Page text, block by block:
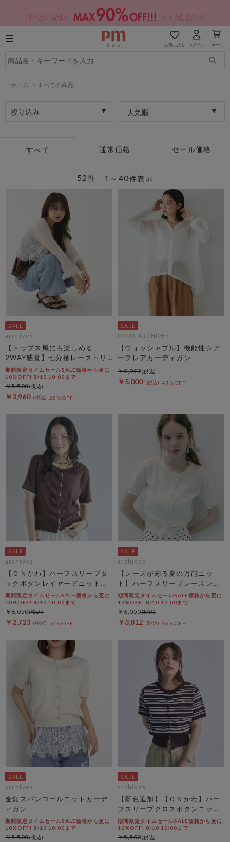
お気に入り ログイン カート
ホーム > すべての商品
絞り込み 人気順
すべて 通常価格 セール価格
1～40件表示
52件
archives
【トップス風にも楽しめる
2WAY感覚】七分袖レーストリ
ム透かしニットカーディガン
期間限定タイムセールSALE価格から更に
10%OFF! 8/10 10:00まで
￥3,960 28％OFF
￥5,500
DOUX ARCHIVES
【ウォッシャブル】機能性シア
ーフレアカーディガン
￥5,000 49％OFF
￥9,999
archives
【ＯＮかわ】ハーフスリープタ
ックボタンレイヤードニットカ
ーディガン
期間限定タイムセールSALE価格から更に
10%OFF! 8/10 10:00まで
￥2,723 54％OFF
￥6,050
archives
【レースが彩る夏の万能ニッ
ト】ハーフスリーブレースレイ
ヤードニットカーディガン
期間限定タイムセールSALE価格から更に
10%OFF! 8/10 10:00まで
￥3,812 36％OFF
￥6,050
archives
金釦スパンコールニットカーデ
ィガン
期間限定タイムセールSALE価格から更に
10%OFF! 8/10 10:00まで
￥5,500
archives
【新色追加】【ＯＮかわ】ハー
フスリーブクロスボタンニット
カーディガン
期間限定タイムセールSALE価格から更に
10%OFF! 8/10 10:00まで
￥5,500